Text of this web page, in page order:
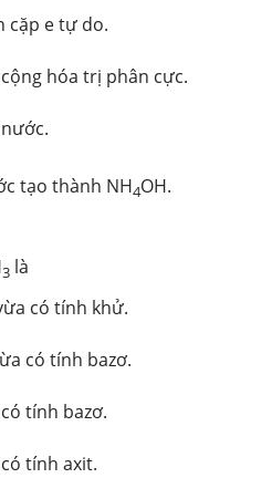
cặp e tự do.
hóa trị phân cực.
tạo thành NH4OH.
3 là
có tính khử.
có tính bazơ.
tính bazơ.
tính axit.